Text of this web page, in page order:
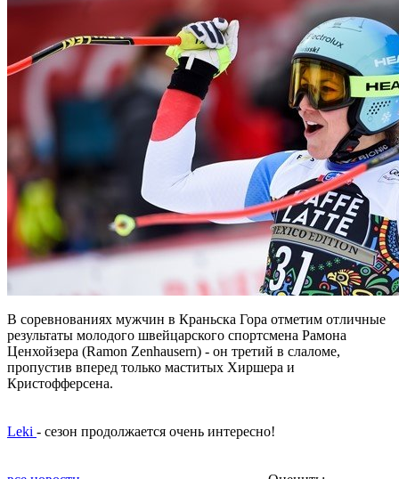
В соревнованиях мужчин в Краньска Гора отметим отличные
результаты молодого швейцарского спортсмена Рамона
Ценхойзера (Ramon Zenhausern) - он третий в слаломе,
пропустив вперед только маститых Хиршера и
Кристофферсена.
Leki - сезон продолжается очень интересно!